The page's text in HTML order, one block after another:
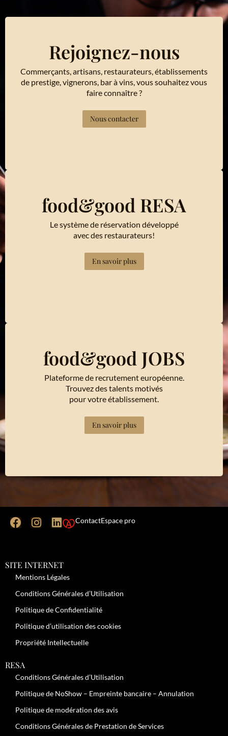
Rejoignez-nous
Commerçants, artisans, restaurateurs, établissements
de prestige, vignerons, bar à vins, vous souhaitez vous
faire connaître ?
Nous contacter
food&good RESA
Le système de réservation développé
avec des restaurateurs!
En savoir plus
food&good JOBS
Plateforme de recrutement européenne.
Trouvez des talents motivés
pour votre établissement.
En savoir plus
ContactEspace pro
SITE INTERNET
Mentions Légales
Conditions Générales d’Utilisation
Politique de Confidentialité
Politique d’utilisation des cookies
Propriété Intellectuelle
RESA
Conditions Générales d’Utilisation
Politique de NoShow – Empreinte bancaire – Annulation
Politique de modération des avis
Conditions Générales de Prestation de Services